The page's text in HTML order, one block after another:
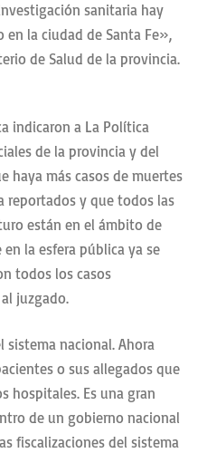
sanitaria hay
en la ciudad de Santa Fe»,
de Salud de la provincia.
indicaron a La Política
de la provincia y del
haya más casos de muertes
reportados y que todos las
están en el ámbito de
la esfera pública ya se
todos los casos
juzgado.
nacional. Ahora
o sus allegados que
hospitales. Es una gran
de un gobierno nacional
fiscalizaciones del sistema